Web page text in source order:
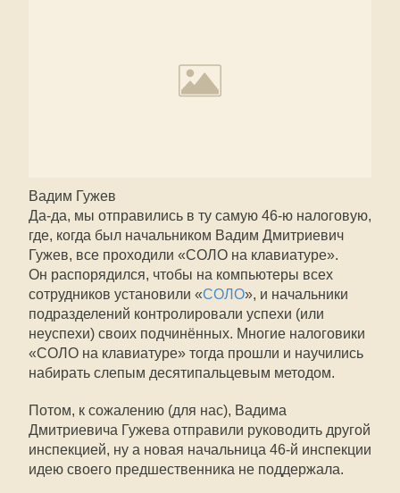
Вадим Гужев
Да-да, мы отправились в ту самую 46-ю налоговую,
где, когда был начальником Вадим Дмитриевич
Гужев, все проходили «СОЛО на клавиатуре».
Он распорядился, чтобы на компьютеры всех
сотрудников установили «СОЛО», и начальники
подразделений контролировали успехи (или
неуспехи) своих подчинённых. Многие налоговики
«СОЛО на клавиатуре» тогда прошли и научились
набирать слепым десятипальцевым методом.
Потом, к сожалению (для нас), Вадима
Дмитриевича Гужева отправили руководить другой
инспекцией, ну а новая начальница 46-й инспекции
идею своего предшественника не поддержала.